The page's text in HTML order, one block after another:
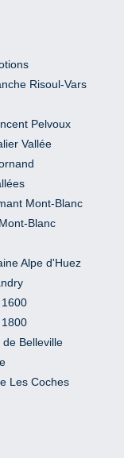
Risoul-Vars
Pelvoux
Vallée
Mont-Blanc
Blanc
Alpe d'Huez
Belleville
Les Coches